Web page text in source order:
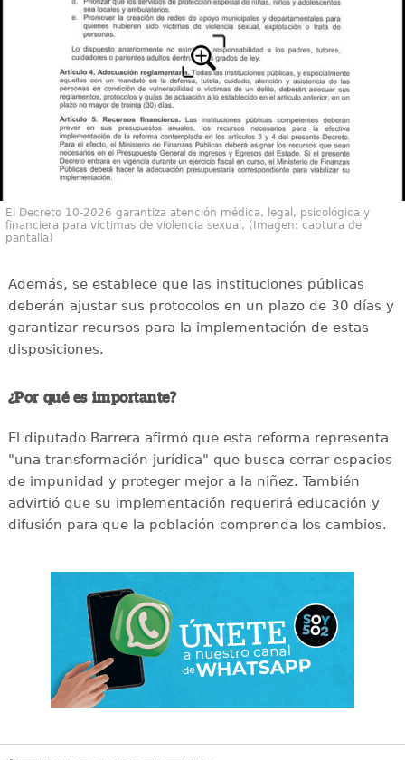
El Decreto 10-2026 garantiza atención médica, legal, psicológica y
financiera para víctimas de violencia sexual. (Imagen: captura de
pantalla)
Además, se establece que las instituciones públicas
deberán ajustar sus protocolos en un plazo de 30 días y
garantizar recursos para la implementación de estas
disposiciones.
¿Por qué es importante?
El diputado Barrera afirmó que esta reforma representa
"una transformación jurídica" que busca cerrar espacios
de impunidad y proteger mejor a la niñez. También
advirtió que su implementación requerirá educación y
difusión para que la población comprenda los cambios.